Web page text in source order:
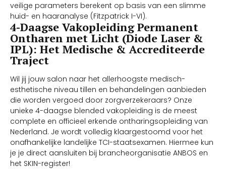
veilige parameters berekent op basis van een slimme
huid- en haaranalyse (Fitzpatrick I-VI).
4-Daagse Vakopleiding Permanent
Ontharen met Licht (Diode Laser &
IPL): Het Medische & Accrediteerde
Traject
Wil jij jouw salon naar het allerhoogste medisch-
esthetische niveau tillen en behandelingen aanbieden
die worden vergoed door zorgverzekeraars? Onze
unieke 4-daagse blended vakopleiding is de meest
complete en officieel erkende ontharingsopleiding van
Nederland. Je wordt volledig klaargestoomd voor het
onafhankelijke landelijke TCI-staatsexamen. Hiermee kun
je je direct aansluiten bij brancheorganisatie ANBOS en
het SKIN-register!